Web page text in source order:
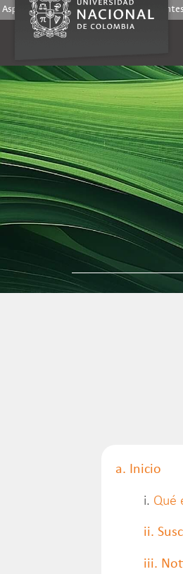
AspirantesEstudiantes Egresados Docentes
Mapa de
a. Inicio
i. Qué
ii.
iii.